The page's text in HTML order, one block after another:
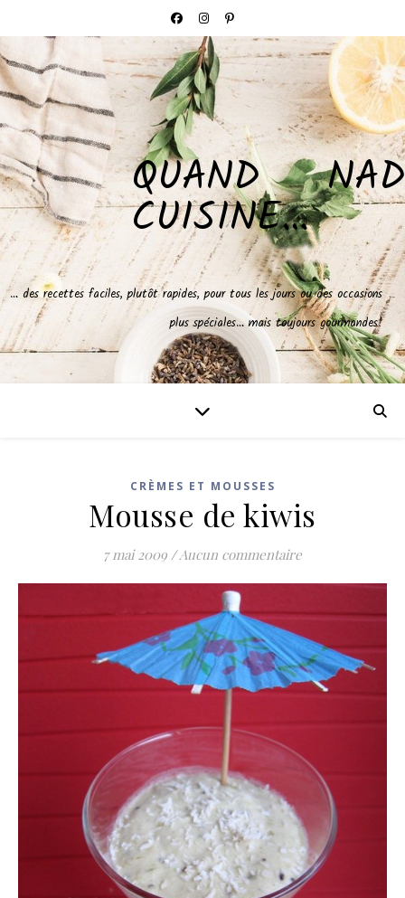
QUAND NAD
CUISINE…
… des recettes faciles, plutôt rapides, pour tous les jours ou des occasions
plus spéciales… mais toujours gourmandes!
CRÈMES ET MOUSSES
Mousse de kiwis
7 mai 2009 /Aucun commentaire